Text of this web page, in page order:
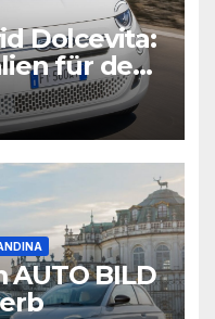
Dolcevita:
für den
BILD